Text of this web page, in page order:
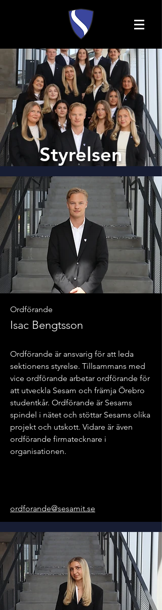
Styrelsen
Ordförande
Isac Bengtsson
Ordförande är ansvarig för att leda
sektionens styrelse. Tillsammans med
vice ordförande arbetar ordförande för
att utveckla Sesam och främja Örebro
studentkår. Ordförande är Sesams
spindel i nätet och stöttar Sesams olika
projekt och utskott. Vidare är även
ordförande firmatecknare i
organisationen.
ordforande@sesamit.se